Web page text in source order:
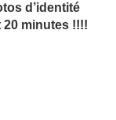
d’identité
20 minutes !!!!